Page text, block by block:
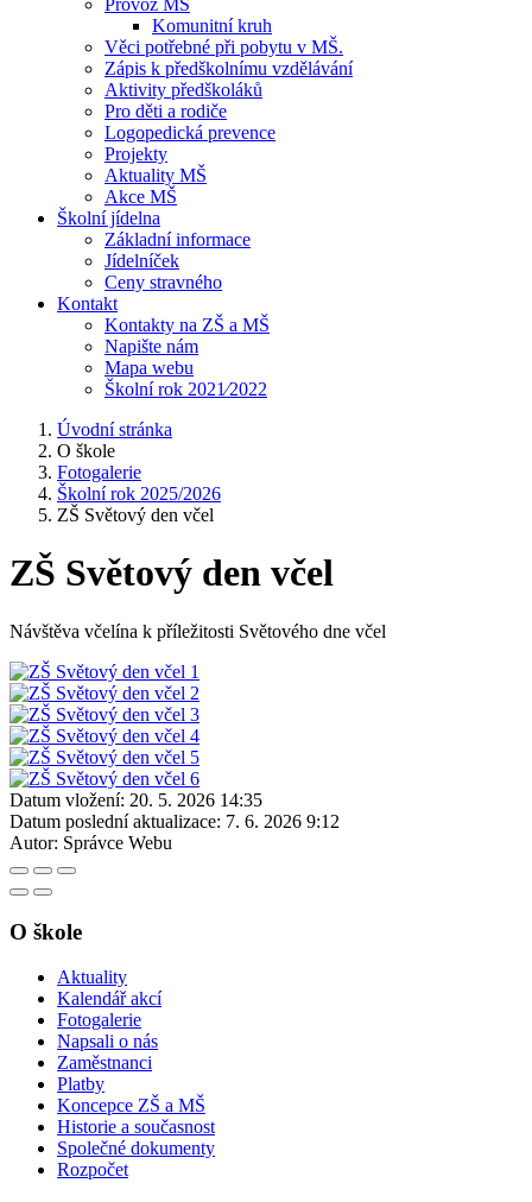
Provoz MŠ
Komunitní kruh
Věci potřebné při pobytu v MŠ.
Zápis k předškolnímu vzdělávání
Aktivity předškoláků
Pro děti a rodiče
Logopedická prevence
Projekty
Aktuality MŠ
Akce MŠ
Školní jídelna
Základní informace
Jídelníček
Ceny stravného
Kontakt
Kontakty na ZŠ a MŠ
Napište nám
Mapa webu
Školní rok 2021⁄2022
Úvodní stránka
O škole
Fotogalerie
Školní rok 2025/2026
ZŠ Světový den včel
ZŠ Světový den včel
Návštěva včelína k příležitosti Světového dne včel
Datum vložení: 20. 5. 2026 14:35
Datum poslední aktualizace: 7. 6. 2026 9:12
Autor: Správce Webu
O škole
Aktuality
Kalendář akcí
Fotogalerie
Napsali o nás
Zaměstnanci
Platby
Koncepce ZŠ a MŠ
Historie a současnost
Společné dokumenty
Rozpočet